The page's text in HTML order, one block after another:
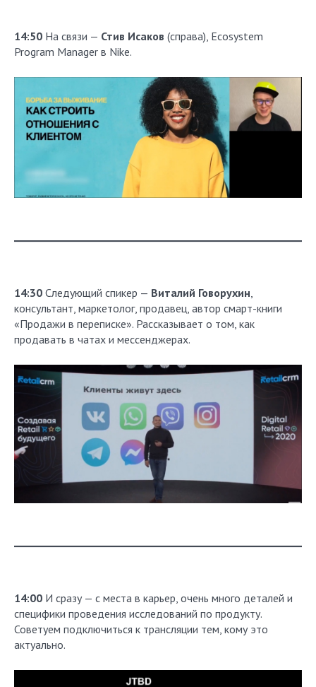
14:50 На связи — Стив Исаков (справа), Ecosystem
Program Manager в Nike.
14:30 Следующий спикер — Виталий Говорухин,
консультант, маркетолог, продавец, автор смарт-книги
«Продажи в переписке». Рассказывает о том, как
продавать в чатах и мессенджерах.
14:00 И сразу — с места в карьер, очень много деталей и
специфики проведения исследований по продукту.
Советуем подключиться к трансляции тем, кому это
актуально.